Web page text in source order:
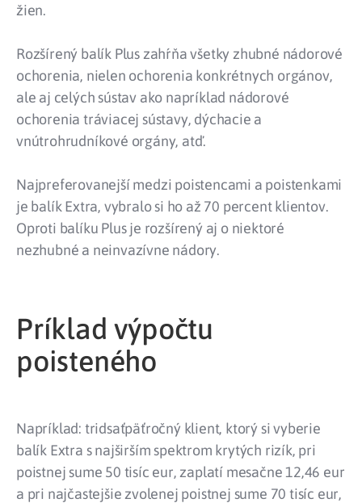
žien.
Rozšírený balík Plus zahŕňa všetky zhubné nádorové
ochorenia, nielen ochorenia konkrétnych orgánov,
ale aj celých sústav ako napríklad nádorové
ochorenia tráviacej sústavy, dýchacie a
vnútrohrudníkové orgány, atď.
Najpreferovanejší medzi poistencami a poistenkami
je balík Extra, vybralo si ho až 70 percent klientov.
Oproti balíku Plus je rozšírený aj o niektoré
nezhubné a neinvazívne nádory.
Príklad výpočtu
poisteného
Napríklad: tridsaťpäťročný klient, ktorý si vyberie
balík Extra s najširším spektrom krytých rizík, pri
poistnej sume 50 tisíc eur, zaplatí mesačne 12,46 eur
a pri najčastejšie zvolenej poistnej sume 70 tisíc eur,